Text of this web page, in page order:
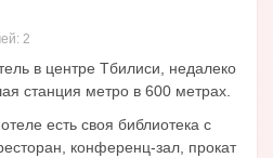
2
в центре Тбилиси, недалеко
станция метро в 600 метрах.
есть своя библиотека с
конференц-зал, прокат